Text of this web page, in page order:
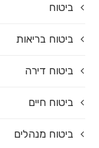
ביטוח
ביטוח בריאות
ביטוח דירה
ביטוח חיים
ביטוח מנהלים